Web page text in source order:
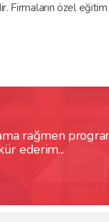
Firmaların özel
rağmen
ederim...